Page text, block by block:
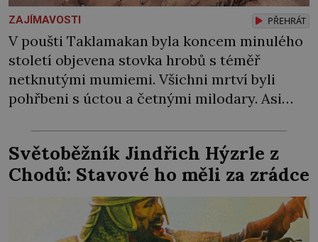
ZAJÍMAVOSTI PŘEHRÁT
V poušti Taklamakan byla koncem minulého
století objevena stovka hrobů s téměř
netknutými mumiemi. Všichni mrtví byli
pohřbeni s úctou a četnými milodary. Asi
chlapečka s modrou filcovou čapkou, z níž se
draly blonďaté vlásky. Fakt, že jsou těla
dávných lidí nesmírně dobře zachovalá,
přičítají odborníci zdejším klimatickým
podmínkám. Sucho, prosolené písky a
extrémně […]
Světoběžník Jindřich Hýzrle z
Chodů: Stavové ho měli za zrádce